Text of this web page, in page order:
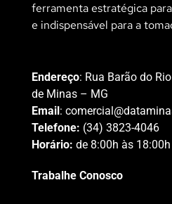
ferramenta estratégica
e indispensável para a
Endereço: Rua Barão do
de Minas – MG
Email :
Telefone: (34) 3823-4046
Horário: de 8:00h às 18:00h
Trabalhe Conosco